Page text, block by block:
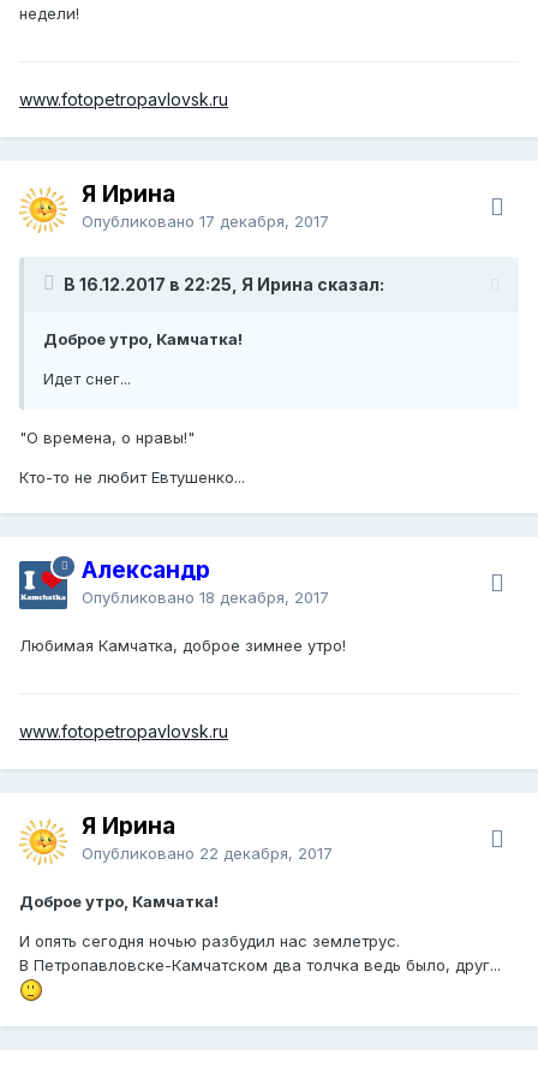
недели!
www.fotopetropavlovsk.ru
Я Ирина
Опубликовано 17 декабря, 2017
В 16.12.2017 в 22:25, Я Ирина сказал:
Доброе утро, Камчатка!
Идет снег...
"О времена, о нравы!"
Кто-то не любит Евтушенко...
Александр
Опубликовано 18 декабря, 2017
Любимая Камчатка, доброе зимнее утро!
www.fotopetropavlovsk.ru
Я Ирина
Опубликовано 22 декабря, 2017
Доброе утро, Камчатка!
И опять сегодня ночью разбудил нас землетрус.
В Петропавловске-Камчатском два толчка ведь было, друг...